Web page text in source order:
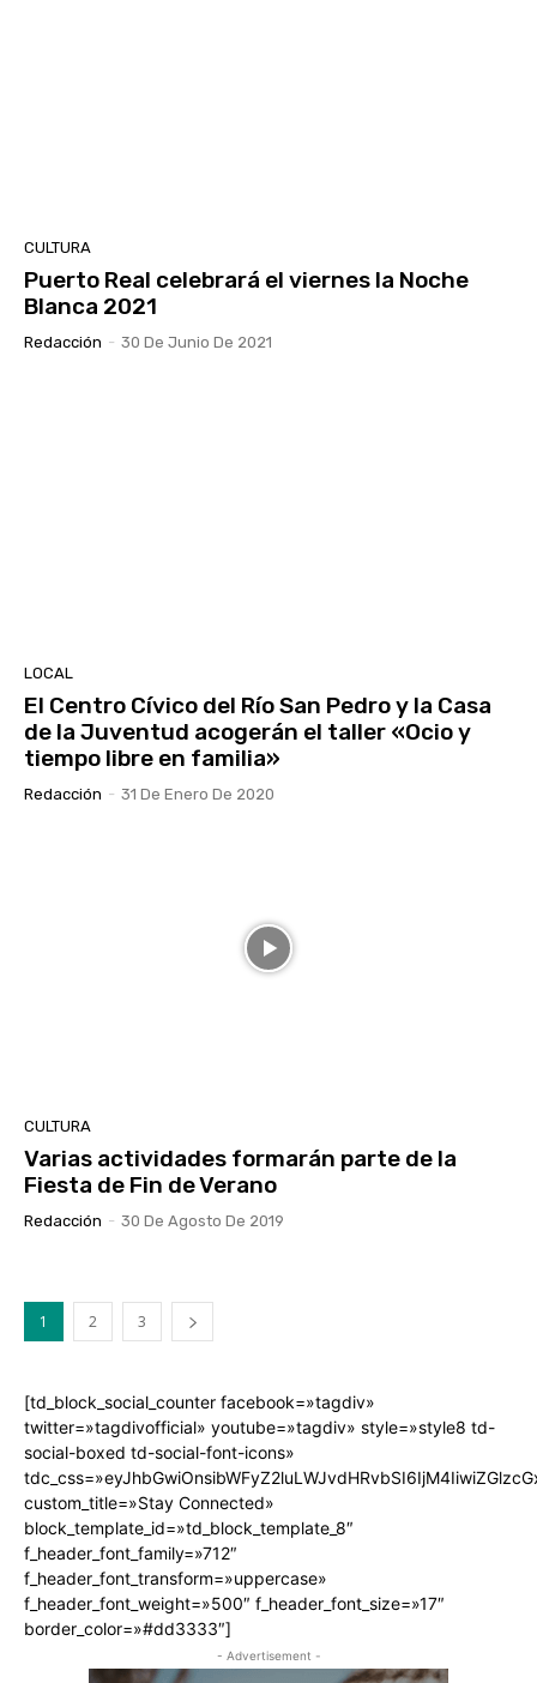
CULTURA
Puerto Real celebrará el viernes la Noche
Blanca 2021
Redacción - 30 De Junio De 2021
LOCAL
El Centro Cívico del Río San Pedro y la Casa
de la Juventud acogerán el taller «Ocio y
tiempo libre en familia»
Redacción - 31 De Enero De 2020
CULTURA
Varias actividades formarán parte de la
Fiesta de Fin de Verano
Redacción - 30 De Agosto De 2019
1 2 3
[td_block_social_counter facebook=»tagdiv»
twitter=»tagdivofficial» youtube=»tagdiv» style=»style8 td-
social-boxed td-social-font-icons»
custom_title=»Stay Connected»
block_template_id=»td_block_template_8″
f_header_font_family=»712″
f_header_font_transform=»uppercase»
f_header_font_weight=»500″ f_header_font_size=»17″
border_color=»#dd3333″]
- Advertisement -